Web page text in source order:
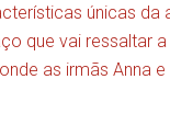
únicas da
que vai ressaltar
as irmãs Anna